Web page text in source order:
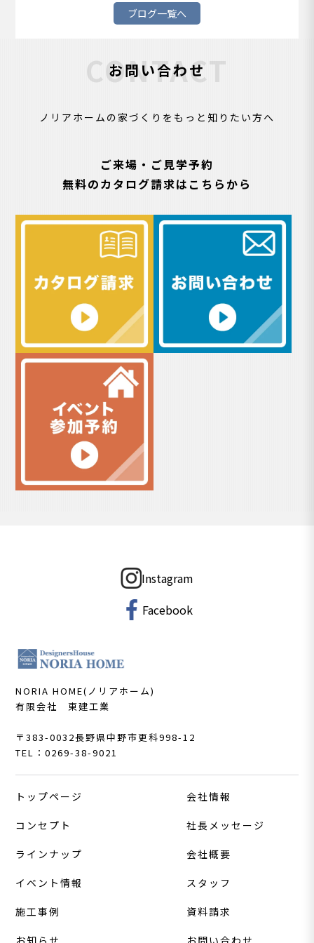
ブログ一覧へ
お問い合わせ
CONTACT
ノリアホームの家づくりをもっと知りたい方へ
ご来場・ご見学予約
無料のカタログ請求はこちらから
Instagram
Facebook
NORIA HOME(ノリアホーム)
有限会社 東建工業
〒383-0032長野県中野市更科998-12
TEL：0269-38-9021
トップページ
コンセプト
ラインナップ
イベント情報
施工事例
お知らせ
会社情報
社長メッセージ
会社概要
スタッフ
資料請求
お問い合わせ